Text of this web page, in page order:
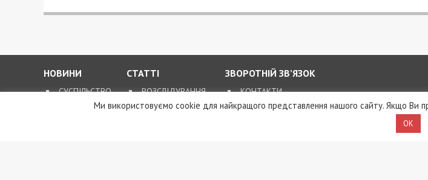
НОВИНИ
СУСПІЛЬСТВО
СТАТТІ
РОЗСЛІДУВАННЯ
ЗВОРОТНІЙ ЗВ’ЯЗОК
КОНТАКТИ
Ми використовуємо cookie для найкращого представлення нашого сайту. Якщо
OK